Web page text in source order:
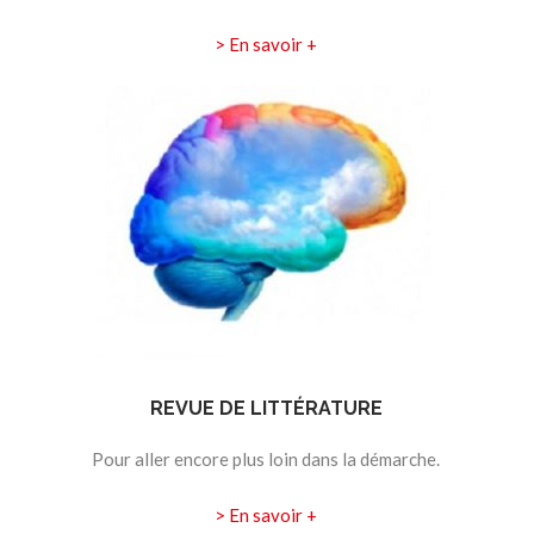
> En savoir +
REVUE DE LITTÉRATURE
Pour aller encore plus loin dans la démarche.
> En savoir +